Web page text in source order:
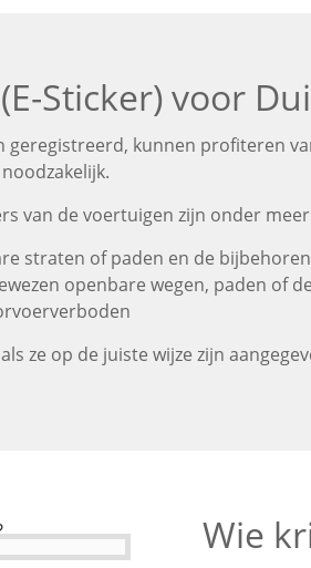
Sticker) voor
kunnen profiteren
van de voertuigen zijn onder
straten of paden en de
openbare wegen, paden of
ze op de juiste wijze zijn
Wie